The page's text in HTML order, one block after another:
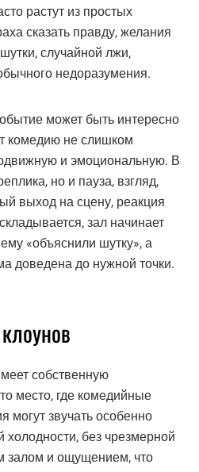
растут из простых
сказать правду, желания
случайной лжи,
недоразумения.
может быть интересно
комедию не слишком
и эмоциональную. В
но и пауза, взгляд,
выход на сцену, реакция
зал начинает
«объяснили шутку», а
доведена до нужной точки.
собственную
место, где комедийные
могут звучать особенно
холодности, без чрезмерной
залом и ощущением, что